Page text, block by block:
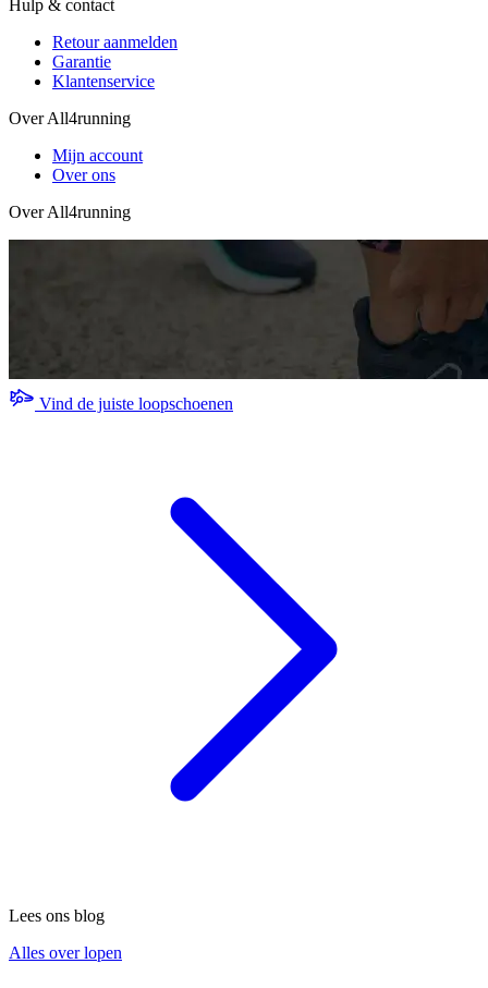
Hulp & contact
Retour aanmelden
Garantie
Klantenservice
Over All4running
Mijn account
Over ons
Over All4running
Vind de juiste loopschoenen
Lees ons blog
Alles over lopen